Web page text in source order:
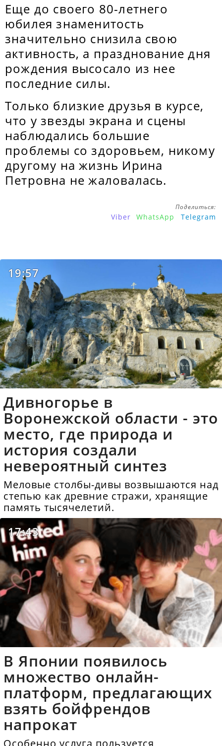
Еще до своего 80-летнего
юбилея знаменитость
значительно снизила свою
активность, а празднование дня
рождения высосало из нее
последние силы.
Только близкие друзья в курсе,
что у звезды экрана и сцены
наблюдались большие
проблемы со здоровьем, никому
другому на жизнь Ирина
Петровна не жаловалась.
Поделиться:
Viber WhatsApp Telegram
19:57
Дивногорье в
Воронежской области - это
место, где природа и
история создали
невероятный синтез
Меловые столбы-дивы возвышаются над
степью как древние стражи, хранящие
память тысячелетий.
17:43
В Японии появилось
множество онлайн-
платформ, предлагающих
взять бойфрендов
напрокат
Особенно услуга пользуется